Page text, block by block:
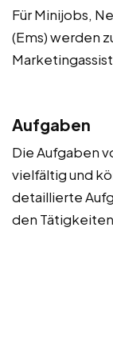
Für Minijobs,
(Ems) werden
Aufgaben
Die Aufgaben
vielfältig und
detaillierte
den